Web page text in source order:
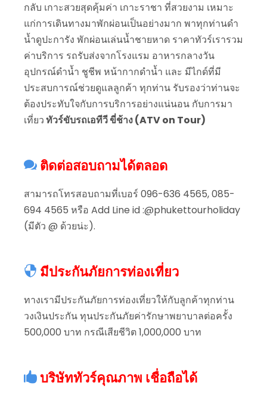
กลับ เกาะสวยสุดคุ้มค่า เกาะราชา ที่สวยงาม เหมาะ
แก่การเดินทางมาพักผ่อนเป็นอย่างมาก พาทุกท่านดำ
น้ำดูปะการัง พักผ่อนเล่นน้ำชายหาด ราคาทัวร์เรารวม
ค่าบริการ รถรับส่งจากโรงแรม อาหารกลางวัน
อุปกรณ์ดำน้ำ ชูชีพ หน้ากากดำน้ำ และ มีไกด์ที่มี
ประสบการณ์ช่วยดูแลลูกค้า ทุกท่าน รับรองว่าท่านจะ
ต้องประทับใจกับการบริการอย่างแน่นอน กับการมา
เที่ยวทัวร์ขับรถเอทีวี ขี่ช้าง (ATV on Tour)
ติดต่อสอบถามได้ตลอด
สามารถโทรสอบถามที่เบอร์ 096-636 4565, 085-
694 4565 หรือ Add Line id :@phukettourholiday
(มีตัว @ ด้วยน่ะ).
มีประกันภัยการท่องเที่ยว
ทางเรามีประกันภัยการท่องเที่ยวให้กับลูกค้าทุกท่าน
วงเงินประกัน ทุนประกันภัยค่ารักษาพยาบาลต่อครั้ง
500,000 บาท กรณีเสียชีวิต 1,000,000 บาท
บริษัททัวร์คุณภาพ เชื่อถือได้